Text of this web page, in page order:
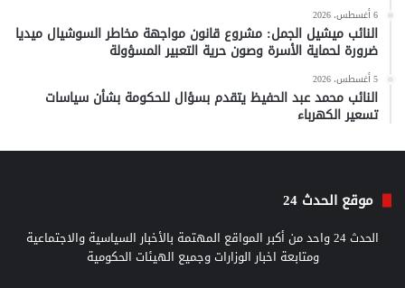
6 أغسطس، 2026
النائب ميشيل الجمل: مشروع قانون مواجهة مخاطر السوشيال ميديا
ضرورة لحماية الأسرة وصون حرية التعبير المسؤولة
5 أغسطس، 2026
النائب محمد عبد الحفيظ يتقدم بسؤال للحكومة بشأن سياسات
تسعير الكهرباء
موقع الحدث 24
الحدث 24 واحد من أكبر المواقع المهتمة بالأخبار السياسية والاجتماعية
ومتابعة اخبار الوزارات وجميع الهيئات الحكومية